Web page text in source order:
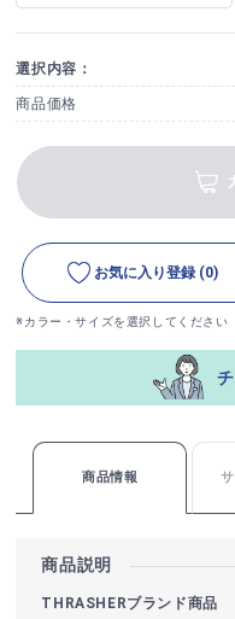
選択内容：
商品価格
お気に入り登録 (0)
※カラー・サイズを選択してください
商品情報
商品説明
THRASHERブランド商品